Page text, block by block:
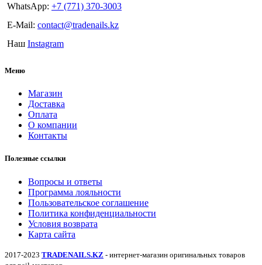
WhatsApp: +7 (771) 370-3003
E-Mail: contact@tradenails.kz
Наш Instagram
Меню
Магазин
Доставка
Оплата
О компании
Контакты
Полезные ссылки
Вопросы и ответы
Программа лояльности
Пользовательское соглашение
Политика конфиденциальности
Условия возврата
Карта сайта
2017-2023 TRADENAILS.KZ - интернет-магазин оригинальных товаров